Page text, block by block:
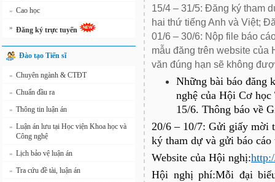
» Cao học
» Đăng ký trực tuyến
Đào tạo Tiến sĩ
» Chuyên ngành & CTĐT
» Chuẩn đầu ra
» Thông tin luận án
» Luận án lưu tại Học viện Khoa học và
Công nghệ
» Lịch bảo vệ luận án
» Tra cứu đề tài, luận án
15/4 – 31/5: Đăng ký tham
hai thứ tiếng Anh và Việt;
01/6 – 30/6: Nộp file báo
mẫu đăng trên website của
văn đúng hạn sẽ không
Những bài báo đăng
nghệ của Hội Cơ
15/6. Thông báo về
20/6 – 10/7: Gửi giấy mời
ký tham dự và gửi báo
Website của Hội nghị:
Hội nghị phí:Mỗi đại